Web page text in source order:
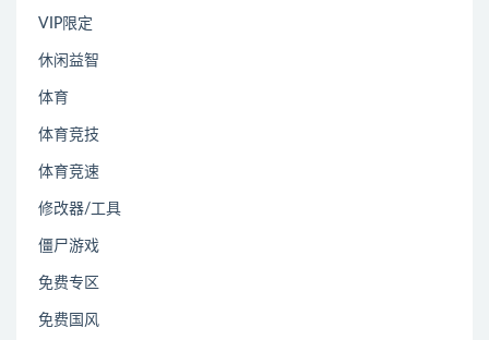
VIP限定
休闲益智
体育
体育竞技
体育竞速
修改器/工具
僵尸游戏
免费专区
免费国风